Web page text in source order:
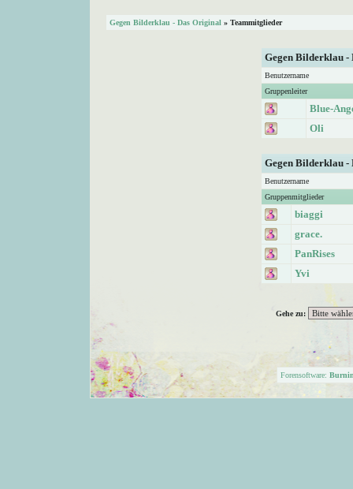
Gegen Bilderklau - Das Original » Teammitglieder
Gegen Bilderklau
Benutzername
Gruppenleiter
Blue-
Oli
Gegen Bilderklau
Benutzername
Gruppenmitglieder
biaggi
grace.
PanRises
Yvi
Gehe zu:
Forensoftware: